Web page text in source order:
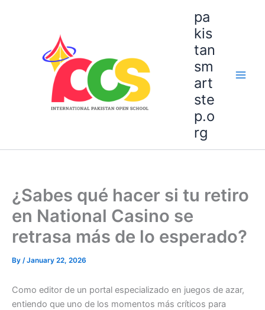
pa
kis
tan
sm
art
ste
p.o
rg
¿Sabes qué hacer si tu retiro
en National Casino se
retrasa más de lo esperado?
By /January 22, 2026
Como editor de un portal especializado en juegos de azar,
entiendo que uno de los momentos más críticos para